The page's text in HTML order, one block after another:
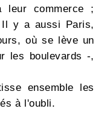
commerce ;
Il y a aussi Paris,
où se lève un
les boulevards -,
ensemble les
à l'oubli.